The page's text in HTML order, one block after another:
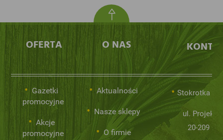
OFERTA
Gazetki
promocyjne
Akcje
promocyjne
O NAS
Aktualności
Nasze sklepy
O firmie
Stokrotka
ul.
20-209